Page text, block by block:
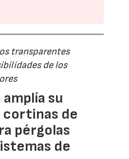
transparentes
de los
su
de
pérgolas
de